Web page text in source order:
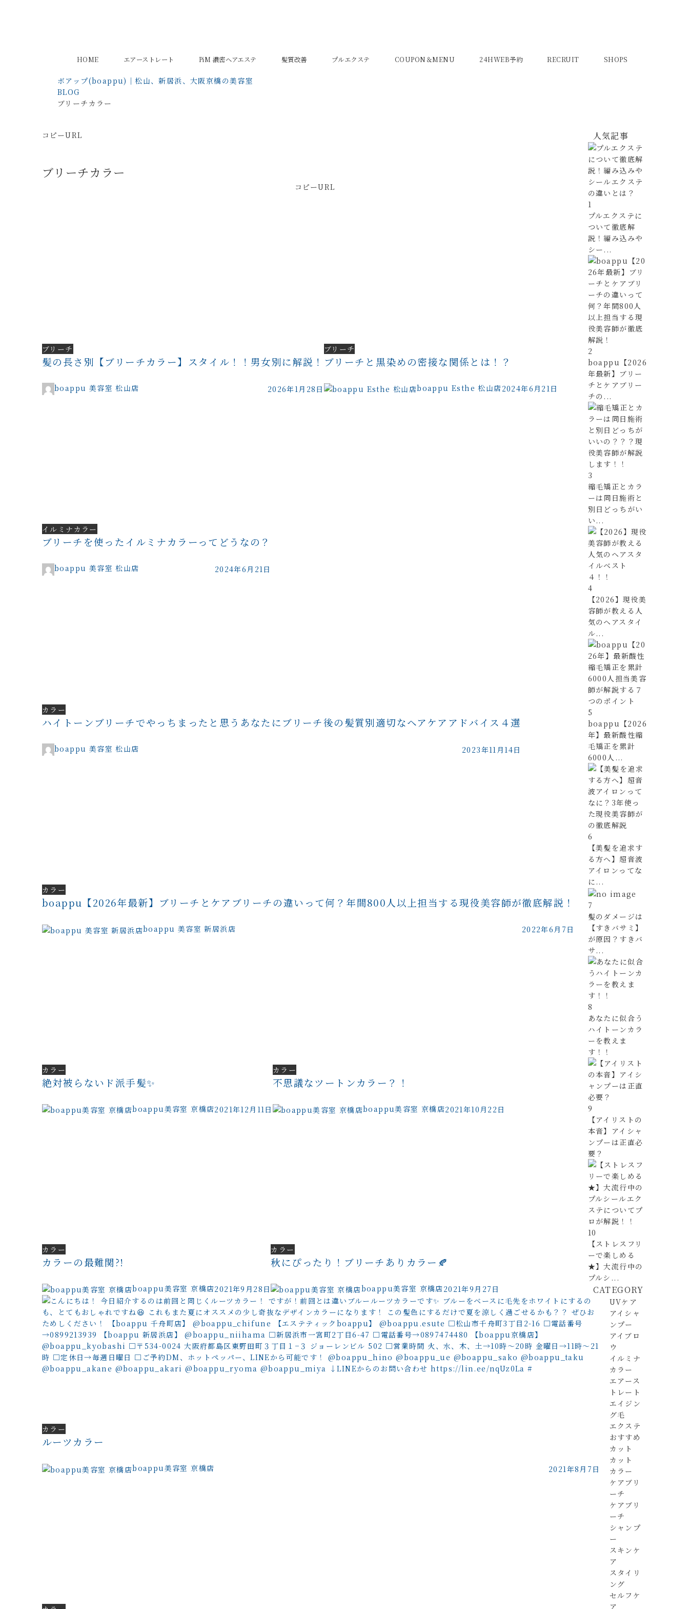
HOME エアーストレート PiM 濃密ヘアエステ 髪質改善 プルエクステ COUPON＆MENU 24HWEB予約 RECRUIT SHOPS
ボアップ(boappu)｜松山、新居浜、大阪京橋の美容室
BLOG
ブリーチカラー
コピーURL
ブリーチカラー
コピーURL
ブリーチ
髪の長さ別【ブリーチカラー】スタイル！！男女別に解説！
2026年1月28日
boappu 美容室 松山店
ブリーチ
ブリーチと黒染めの密接な関係とは！？
2024年6月21日
boappu Esthe 松山店
イルミナカラー
ブリーチを使ったイルミナカラーってどうなの？
2024年6月21日
boappu 美容室 松山店
カラー
ハイトーンブリーチでやっちまったと思うあなたにブリーチ後の髪質別適切なヘアケアアドバイス４選
2023年11月14日
boappu 美容室 松山店
カラー
boappu【2026年最新】ブリーチとケアブリーチの違いって何？年間800人以上担当する現役美容師が徹底解説！
2022年6月7日
boappu 美容室 新居浜店
カラー
絶対被らないド派手髪✨
2021年12月11日
boappu美容室 京橋店
カラー
不思議なツートンカラー？！
2021年10月22日
boappu美容室 京橋店
カラー
カラーの最難関?!
2021年9月28日
boappu美容室 京橋店
カラー
秋にぴったり！ブリーチありカラー🍂
2021年9月27日
boappu美容室 京橋店
カラー
ルーツカラー
2021年8月7日
boappu美容室 京橋店
人気記事
1
プルエクステに
ついて徹底解
説！編み込みや
シー...
2
boappu【2026
年最新】ブリー
チとケアブリー
チの...
3
縮毛矯正とカラ
ーは同日施術と
別日どっちがい
い...
4
【2026】現役美
容師が教える人
気のヘアスタイ
ル...
5
boappu【2026
年】最新酸性縮
毛矯正を累計
6000人...
6
【美髪を追求す
る方へ】超音波
アイロンってな
に...
7
髪のダメージは
【すきバサミ】
が原因？すきバ
サ...
8
あなたに似合う
ハイトーンカラ
ーを教えま
す！！
9
【アイリストの
本音】アイシャ
ンプーは正直必
要？
10
【ストレスフリ
ーで楽しめる
★】大流行中の
プルシ...
CATEGORY
UVケア
アイシャ
ンプー
アイブロ
ウ
イルミナ
カラー
エアース
トレート
エイジン
グ毛
エクステ
おすすめ
カット
カット
カラー
ケアブリ
ーチ
ケアブリ
ーチ
シャンプ
ー
スキンケ
ア
スタイリ
ング
セルフケ
ア